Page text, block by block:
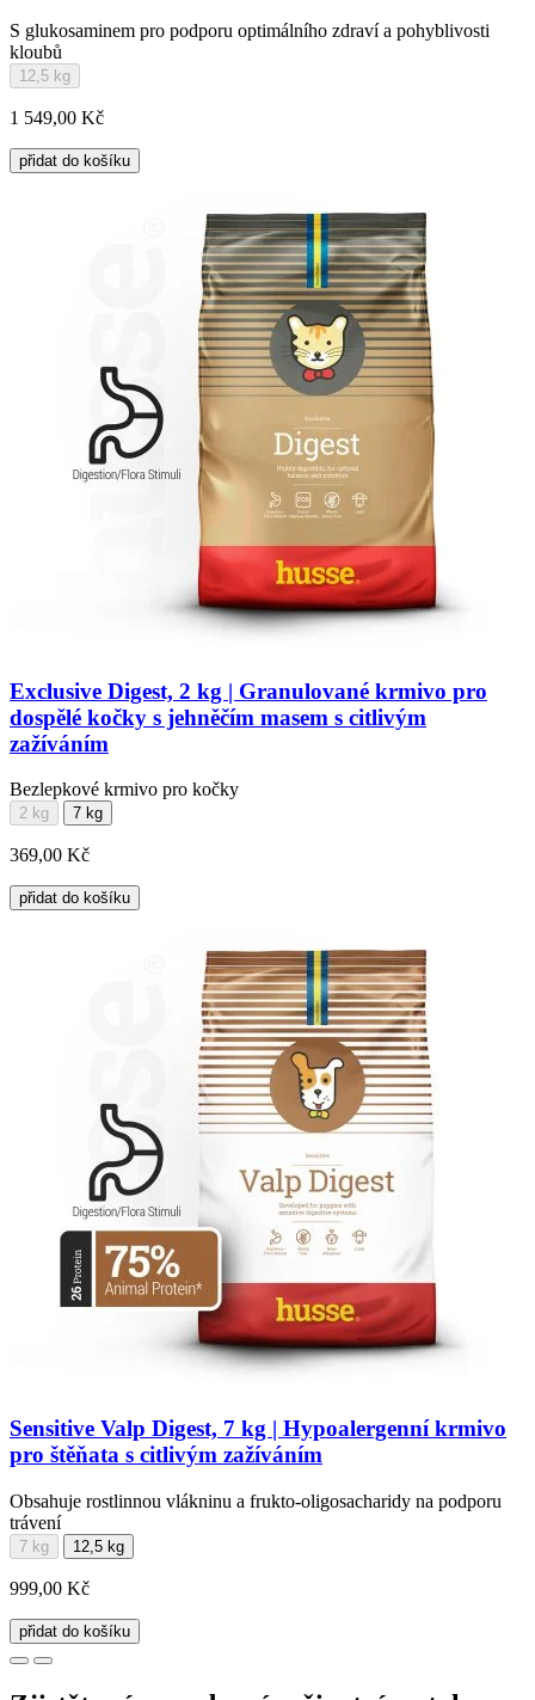
S glukosaminem pro podporu optimálního zdraví a pohyblivosti
kloubů
12,5 kg
1 549,00 Kč
přidat do košíku
Exclusive Digest, 2 kg | Granulované krmivo pro
dospělé kočky s jehněčím masem s citlivým
zažíváním
Bezlepkové krmivo pro kočky
2 kg 7 kg
369,00 Kč
přidat do košíku
Sensitive Valp Digest, 7 kg | Hypoalergenní krmivo
pro štěňata s citlivým zažíváním
Obsahuje rostlinnou vlákninu a frukto-oligosacharidy na podporu
trávení
7 kg 12,5 kg
999,00 Kč
přidat do košíku